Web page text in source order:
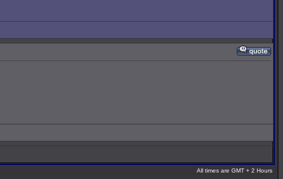
All times are GMT + 2 Hours